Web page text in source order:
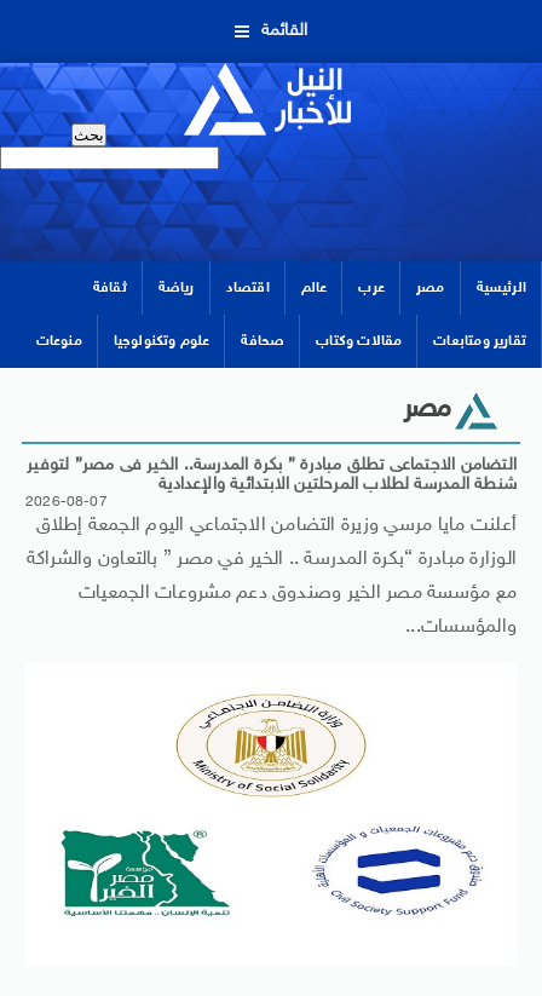
القائمة
الرئيسية مصر عرب عالم اقتصاد رياضة ثقافة
تقارير ومتابعات مقالات وكتاب صحافة علوم وتكنولوجيا منوعات
مصر
التضامن الاجتماعى تطلق مبادرة ” بكرة المدرسة.. الخير فى مصر” لتوفير
شنطة المدرسة لطلاب المرحلتين الابتدائية والإعدادية
2026-08-07
أعلنت مايا مرسي وزيرة التضامن الاجتماعي اليوم الجمعة إطلاق
الوزارة مبادرة “بكرة المدرسة .. الخير في مصر ” بالتعاون والشراكة
مع مؤسسة مصر الخير وصندوق دعم مشروعات الجمعيات
والمؤسسات...